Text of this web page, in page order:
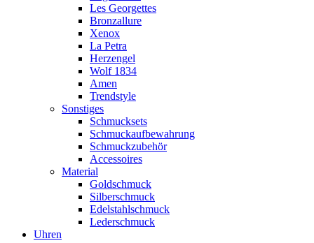
Les Georgettes
Bronzallure
Xenox
La Petra
Herzengel
Wolf 1834
Amen
Trendstyle
Sonstiges
Schmucksets
Schmuckaufbewahrung
Schmuckzubehör
Accessoires
Material
Goldschmuck
Silberschmuck
Edelstahlschmuck
Lederschmuck
Uhren